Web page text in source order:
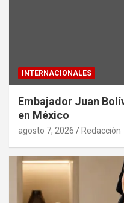
INTERNACIONALES
Embajador Juan
en México
agosto 7, 2026 Redacción